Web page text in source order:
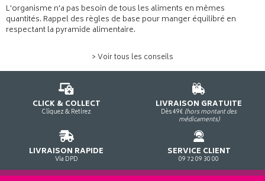
L'organisme n'a pas besoin de tous les aliments en mêmes
quantités. Rappel des règles de base pour manger équilibré en
respectant la pyramide alimentaire.
> Voir tous les conseils
CLICK & COLLECT
Cliquez & Retirez
LIVRAISON GRATUITE
Dès 49€ (hors montant des
médicaments)
LIVRAISON RAPIDE
Via DPD
SERVICE CLIENT
09 72 09 30 00